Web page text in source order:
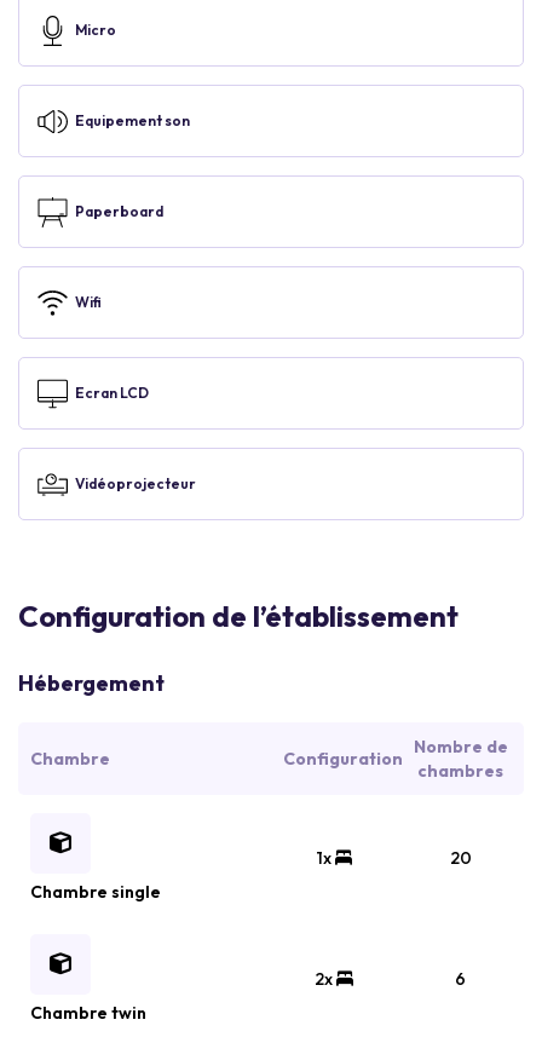
Micro
Equipement son
Paperboard
Wifi
Ecran LCD
Vidéoprojecteur
Configuration de l’établissement
Hébergement
Chambre Configuration
Nombre de
chambres
Chambre single
1x 20
Chambre twin
2x 6